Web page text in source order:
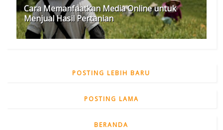
Cara Memanfaatkan Media Online untuk
Menjual Hasil Pertanian
POSTING LEBIH BARU
POSTING LAMA
BERANDA